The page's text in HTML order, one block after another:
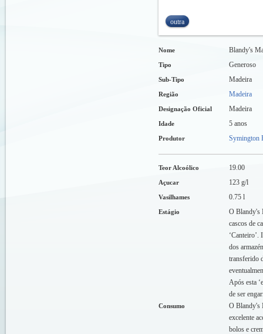
outra
Nome Blandy's
Tipo Generoso
Sub-Tipo Madeira
Região Madeira
Designação Oficial Madeira
Idade 5 anos
Produtor Symington
Teor Alcoólico 19.00
Açucar 123 g/l
Vasilhames 0.75 l
Estágio
O Blandy's
cascos de
dos
transferido
Após esta
de ser
Consumo
O Blandy's
excelente
bolos e